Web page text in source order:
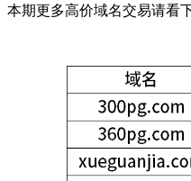
本期更多高价域名交易请看